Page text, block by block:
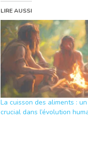
LIRE AUSSI
La cuisson des aliments :
crucial dans l’évolution